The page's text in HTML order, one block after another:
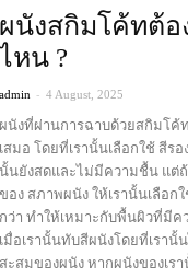
ผนังสกิมโค้ทต้
ไหน ?
admin - 4 August, 2025
ผนังที่ผ่านการฉาบด้วยสกิมโค้
เสมอ โดยที่เรานั้นเลือกใช้ สีร
นั้นยังสดและไม่มีความชื้น แต่ถ้
ของ สภาพผนัง ให้เรานั้นเลือก
กว่า ทำให้เหมาะกับพื้นผิวที่มี
เมื่อเรานั้นทับสีผนังโดยที่เรา
สะสมของผนัง หากผนังของเ